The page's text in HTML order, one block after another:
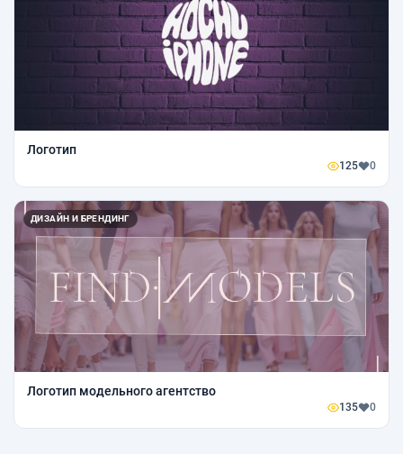
Логотип
125 0
ДИЗАЙН И БРЕНДИНГ
Логотип модельного агентство
135 0